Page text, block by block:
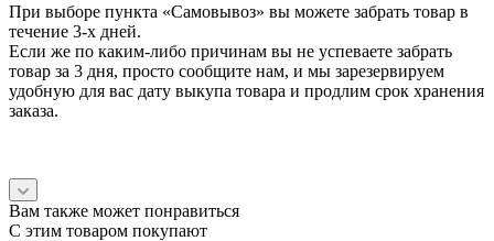
При выборе пункта «Самовывоз» вы можете забрать товар в
течение 3-х дней.
Если же по каким-либо причинам вы не успеваете забрать
товар за 3 дня, просто сообщите нам, и мы зарезервируем
удобную для вас дату выкупа товара и продлим срок хранения
заказа.
Вам также может понравиться
С этим товаром покупают